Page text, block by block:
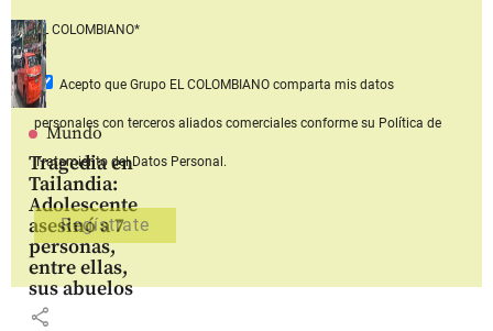
Mundo
Tragedia en
Tailandia:
Adolescente
asesinó a 7
personas,
entre ellas,
sus abuelos
share
EL COLOMBIANO*
Acepto que Grupo EL COLOMBIANOcomparta mis datos
personales con terceros aliados comerciales conforme su Política de
Tratamiento del Datos Personal.